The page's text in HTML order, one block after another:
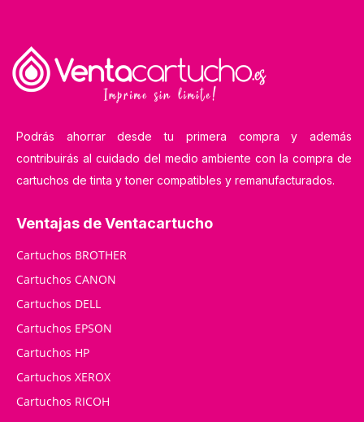
Podrás ahorrar desde tu primera compra y además
contribuirás al cuidado del medio ambiente con la compra de
cartuchos de tinta y toner compatibles y remanufacturados.
Ventajas de Ventacartucho
Cartuchos BROTHER
Cartuchos CANON
Cartuchos DELL
Cartuchos EPSON
Cartuchos HP
Cartuchos XEROX
Cartuchos RICOH